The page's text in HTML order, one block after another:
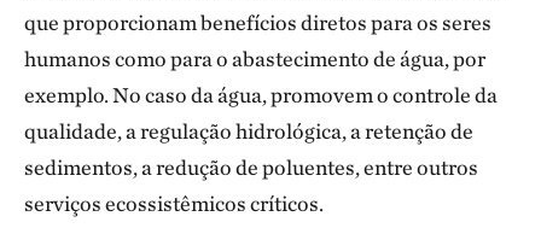
que proporcionam benefícios diretos para os seres
humanos como para o abastecimento de água, por
exemplo. No caso da água, promovem o controle da
qualidade, a regulação hidrológica, a retenção de
sedimentos, a redução de poluentes, entre outros
serviços ecossistêmicos críticos.